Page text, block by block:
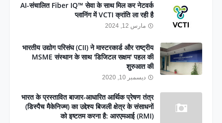
AI-संचालित Fiber IQ™ सेवा के साथ मिल कर नेटवर्क
प्लानिंग में VCTI क्रांति ला रही है
مارس 12, 2024
भारतीय उद्योग परिसंघ (CII) ने मास्टरकार्ड और राष्ट्रीय
MSME संस्थान के साथ 'डिजिटल सक्षम' पहल की
शुरुआत की
ديسمبر 10, 2020
भारत के प्रस्तावित बाजार-आधारित आर्थिक प्रेषण तंत्र
(डिस्पैच मैकेनिज्म) का उद्देश्य बिजली क्षेत्र के संसाधनों
को इष्टतम करना है: आरएमआई (RMI)